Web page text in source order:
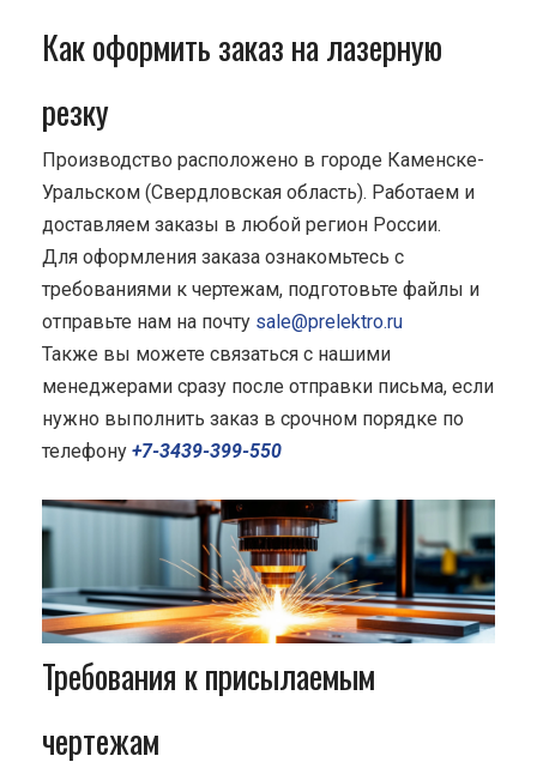
Как оформить заказ на лазерную
резку
Производство расположено в городе Каменске-
Уральском (Свердловская область). Работаем и
доставляем заказы в любой регион России.
Для оформления заказа ознакомьтесь с
требованиями к чертежам, подготовьте файлы и
отправьте нам на почту sale@prelektro.ru
Также вы можете связаться с нашими
менеджерами сразу после отправки письма, если
нужно выполнить заказ в срочном порядке по
телефону +7-3439-399-550
Требования к присылаемым
чертежам